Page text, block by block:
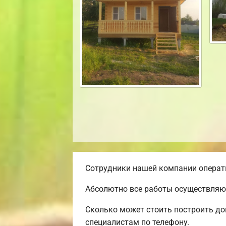
Сотрудники нашей компании
Абсолютно все работы
Сколько может стоить построить
специалистам по телефону.